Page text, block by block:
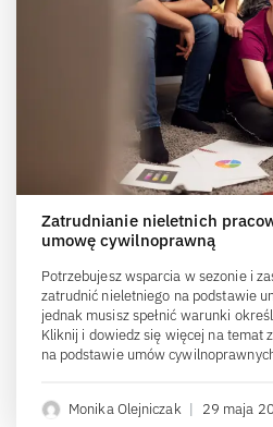
Zatrudnianie nieletnich
umowę cywilnoprawną
Potrzebujesz wsparcia w sezonie i
zatrudnić nieletniego na podstawie
jednak musisz spełnić warunki
Kliknij i dowiedz się więcej na temat
na podstawie umów
Monika Olejniczak | 29 maja